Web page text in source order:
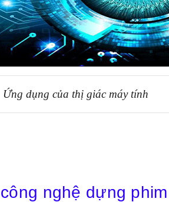
Ứng dụng của thị giác máy tính
nghệ dựng phim